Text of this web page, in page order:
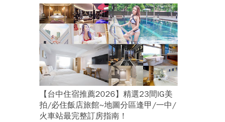
【台中住宿推薦2026】精選23間IG美
拍/必住飯店旅館~地圖分區逢甲/一中/
火車站最完整訂房指南！